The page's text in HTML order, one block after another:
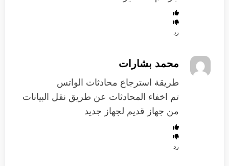
رد
محمد بشارات
طريقة استرجاع محادثات الواتس
تم اخفاء المحادثات عن طريق نقل البيانات
من جهاز قديم لجهاز جديد
رد